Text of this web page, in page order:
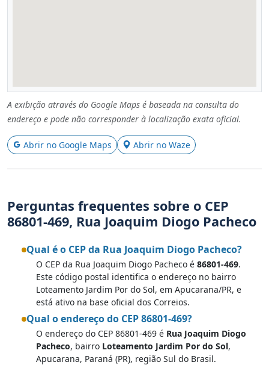
A exibição através do Google Maps é baseada na consulta do
endereço e pode não corresponder à localização exata oficial.
Abrir no Google Maps Abrir no Waze
Perguntas frequentes sobre o CEP
86801-469, Rua Joaquim Diogo Pacheco
Qual é o CEP da Rua Joaquim Diogo Pacheco?
O CEP da Rua Joaquim Diogo Pacheco é 86801-469.
Este código postal identifica o endereço no bairro
Loteamento Jardim Por do Sol, em Apucarana/PR, e
está ativo na base oficial dos Correios.
Qual o endereço do CEP 86801-469?
O endereço do CEP 86801-469 é Rua Joaquim Diogo
Pacheco, bairro Loteamento Jardim Por do Sol,
Apucarana, Paraná (PR), região Sul do Brasil.